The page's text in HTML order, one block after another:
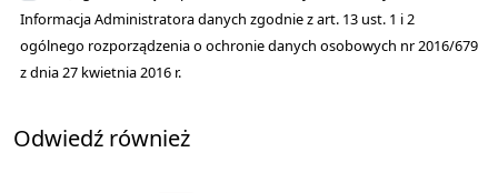
Informacja Administratora danych zgodnie z art. 13 ust. 1 i 2
ogólnego rozporządzenia o ochronie danych osobowych nr 2016/679
z dnia 27 kwietnia 2016 r.
Odwiedź również